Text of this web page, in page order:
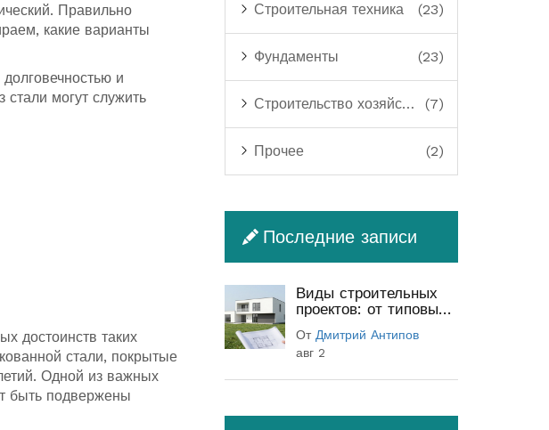
Правильно
какие варианты
и
могут служить
достоинств таких
стали, покрытые
Одной из важных
быть подвержены
Строительная техника (23)
Фундаменты (23)
Строительство хозяйственных построек (7)
Прочее (2)
Последние записи
Виды строительных
проектов: от типовых
(полный гид)
От Дмитрий Антипов
авг 2